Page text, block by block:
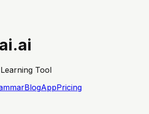
Tool
BlogAppPricing